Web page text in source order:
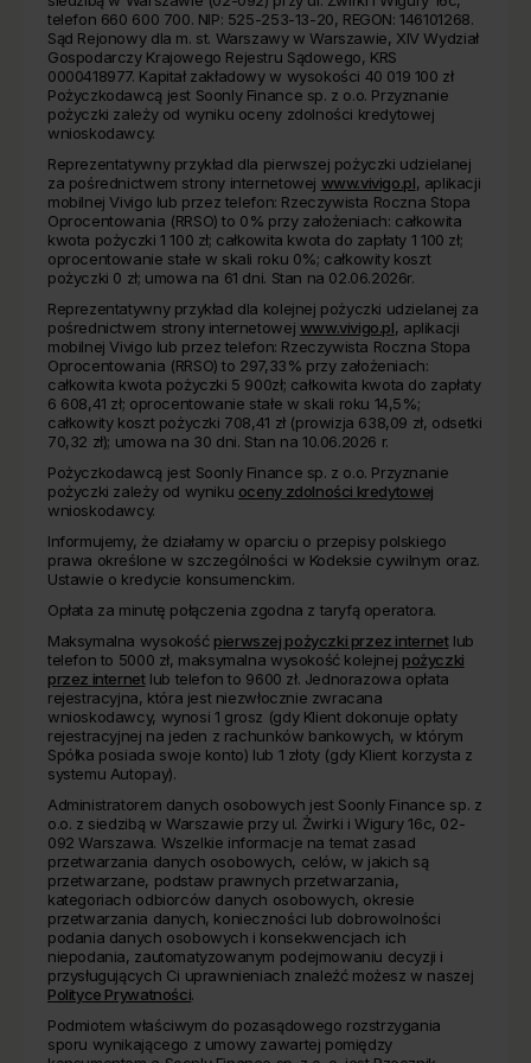
telefon 660 600 700. NIP: 525-253-13-20, REGON: 146101268.
Sąd Rejonowy dla m. st. Warszawy w Warszawie, XIV Wydział
Gospodarczy Krajowego Rejestru Sądowego, KRS
0000418977. Kapitał zakładowy w wysokości 40 019 100 zł
Pożyczkodawcą jest Soonly Finance sp. z o.o. Przyznanie
pożyczki zależy od wyniku oceny zdolności kredytowej
wnioskodawcy.
Reprezentatywny przykład dla pierwszej pożyczki udzielanej
za pośrednictwem strony internetowej www.vivigo.pl, aplikacji
mobilnej Vivigo lub przez telefon: Rzeczywista Roczna Stopa
Oprocentowania (RRSO) to 0% przy założeniach: całkowita
kwota pożyczki 1 100 zł; całkowita kwota do zapłaty 1 100 zł;
oprocentowanie stałe w skali roku 0%; całkowity koszt
pożyczki 0 zł; umowa na 61 dni. Stan na 02.06.2026r.
Reprezentatywny przykład dla kolejnej pożyczki udzielanej za
pośrednictwem strony internetowej www.vivigo.pl, aplikacji
mobilnej Vivigo lub przez telefon: Rzeczywista Roczna Stopa
Oprocentowania (RRSO) to 297,33% przy założeniach:
całkowita kwota pożyczki 5 900zł; całkowita kwota do zapłaty
6 608,41 zł; oprocentowanie stałe w skali roku 14,5%;
całkowity koszt pożyczki 708,41 zł (prowizja 638,09 zł, odsetki
70,32 zł); umowa na 30 dni. Stan na 10.06.2026 r.
Pożyczkodawcą jest Soonly Finance sp. z o.o. Przyznanie
pożyczki zależy od wyniku oceny zdolności kredytowej
wnioskodawcy.
Informujemy, że działamy w oparciu o przepisy polskiego
prawa określone w szczególności w Kodeksie cywilnym oraz.
Ustawie o kredycie konsumenckim.
Opłata za minutę połączenia zgodna z taryfą operatora.
Maksymalna wysokość pierwszej pożyczki przez internetlub
telefon to 5000 zł, maksymalna wysokość kolejnej pożyczki
przez internetlub telefon to 9600 zł. Jednorazowa opłata
rejestracyjna, która jest niezwłocznie zwracana
wnioskodawcy, wynosi 1 grosz (gdy Klient dokonuje opłaty
rejestracyjnej na jeden z rachunków bankowych, w którym
Spółka posiada swoje konto) lub 1 złoty (gdy Klient korzysta z
systemu Autopay).
Administratorem danych osobowych jest Soonly Finance sp. z
o.o. z siedzibą w Warszawie przy ul. Żwirki i Wigury 16c, 02-
092 Warszawa. Wszelkie informacje na temat zasad
przetwarzania danych osobowych, celów, w jakich są
przetwarzane, podstaw prawnych przetwarzania,
kategoriach odbiorców danych osobowych, okresie
przetwarzania danych, konieczności lub dobrowolności
podania danych osobowych i konsekwencjach ich
niepodania, zautomatyzowanym podejmowaniu decyzji i
przysługujących Ci uprawnieniach znaleźć możesz w naszej
Polityce Prywatności.
Podmiotem właściwym do pozasądowego rozstrzygania
sporu wynikającego z umowy zawartej pomiędzy